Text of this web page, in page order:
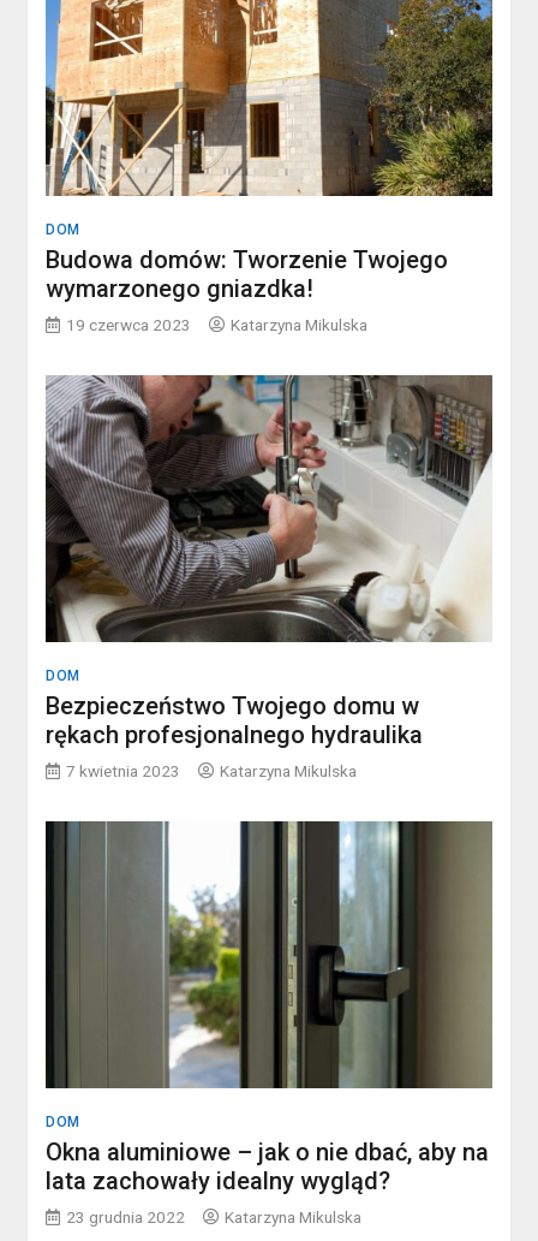
DOM
Budowa domów: Tworzenie Twojego
wymarzonego gniazdka!
19 czerwca 2023 Katarzyna Mikulska
DOM
Bezpieczeństwo Twojego domu w
rękach profesjonalnego hydraulika
7 kwietnia 2023 Katarzyna Mikulska
DOM
Okna aluminiowe – jak o nie dbać, aby na
lata zachowały idealny wygląd?
23 grudnia 2022 Katarzyna Mikulska